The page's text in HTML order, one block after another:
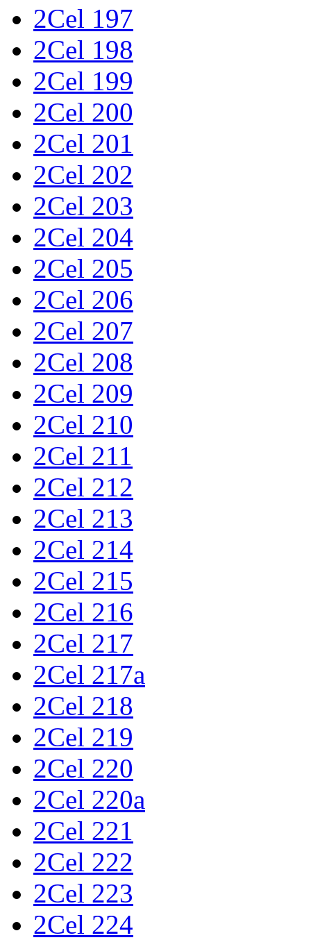
2Cel 197
2Cel 198
2Cel 199
2Cel 200
2Cel 201
2Cel 202
2Cel 203
2Cel 204
2Cel 205
2Cel 206
2Cel 207
2Cel 208
2Cel 209
2Cel 210
2Cel 211
2Cel 212
2Cel 213
2Cel 214
2Cel 215
2Cel 216
2Cel 217
2Cel 217a
2Cel 218
2Cel 219
2Cel 220
2Cel 220a
2Cel 221
2Cel 222
2Cel 223
2Cel 224